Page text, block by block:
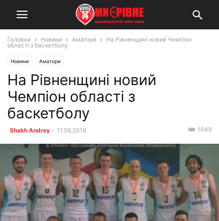
Головна Новини Аматори
На Рівненщині новий Чемпіон
області з баскетболу
Новини Аматори
На Рівненщині новий
Чемпіон області з
баскетболу
Shakh Andrey - 11.06.2019 1049